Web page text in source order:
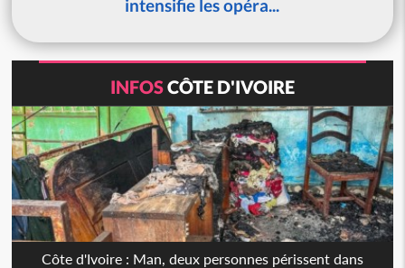
intensifie les opéra...
INFOSCÔTE D'IVOIRE
Côte d'Ivoire : Man, deux personnes périssent dans